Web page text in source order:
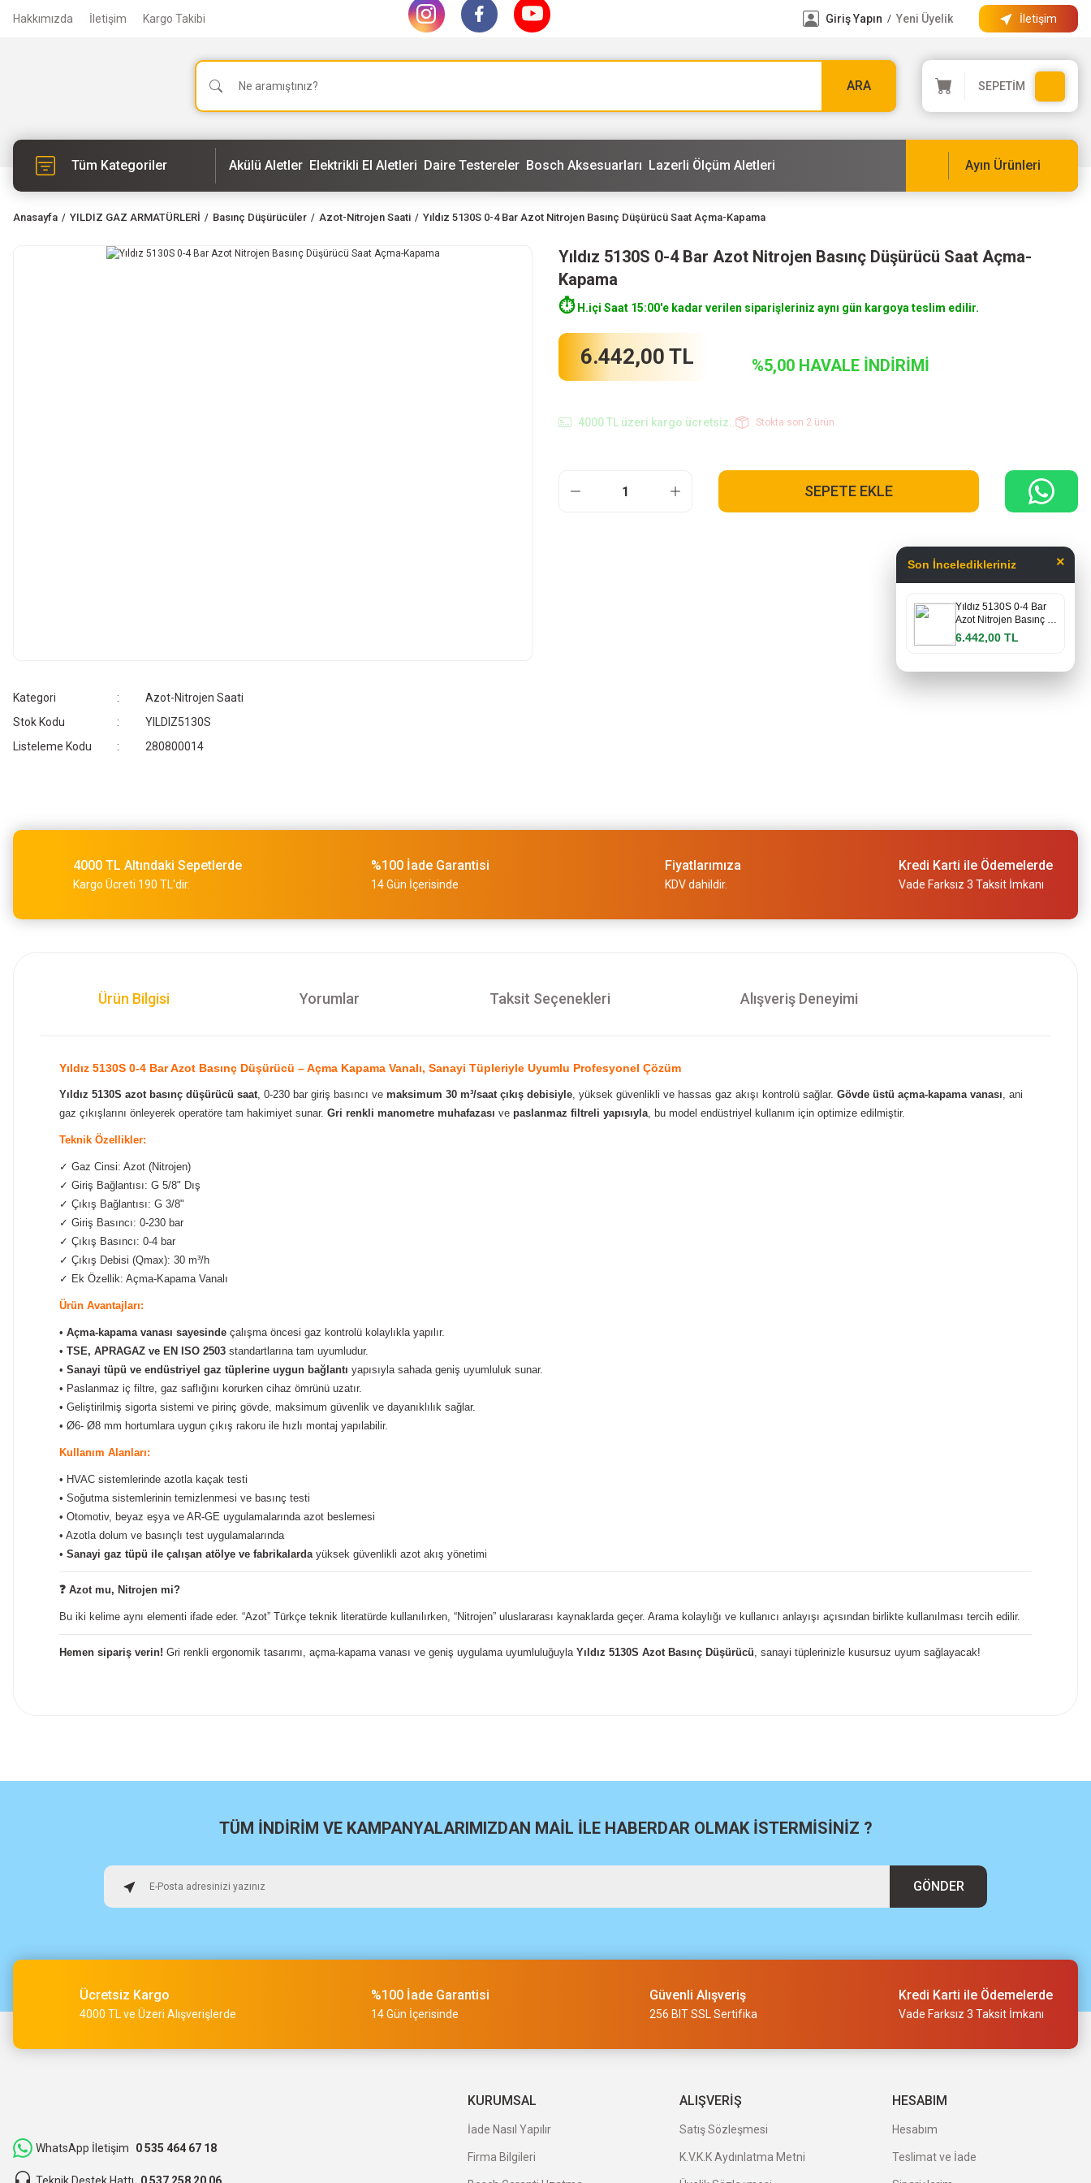
Hakkımızda İletişim Kargo Takibi Giriş Yapın / Yeni Üyelik İletişim
ARA SEPETİM
Tüm Kategoriler Akülü Aletler Elektrikli El Aletleri Daire Testereler Bosch Aksesuarları Lazerli Ölçüm Aletleri Ayın Ürünleri
Anasayfa YILDIZ GAZ ARMATÜRLERİ Basınç Düşürücüler Azot-Nitrojen Saati Yıldız 5130S 0-4 Bar Azot Nitrojen Basınç Düşürücü Saat Açma-Kapama
Kategori
Azot-Nitrojen Saati
Stok Kodu
YILDIZ5130S
Listeleme Kodu
280800014
Yıldız 5130S 0-4 Bar Azot Nitrojen Basınç Düşürücü Saat Açma-
Kapama
⏱️H.içi Saat 15:00'e kadar verilen siparişleriniz aynı gün kargoya teslim edilir.
6.442,00 TL %5,00 HAVALE İNDİRİMİ
4000 TL üzeri kargo ücretsiz.. Stokta son 2 ürün
SEPETE EKLE
4000 TL Altındaki Sepetlerde
Kargo Ücreti 190 TL'dir.
%100 İade Garantisi
14 Gün İçerisinde
Fiyatlarımıza
KDV dahildir.
Kredi Karti ile Ödemelerde
Vade Farksız 3 Taksit İmkanı
Ürün Bilgisi Yorumlar Taksit Seçenekleri Alışveriş Deneyimi
Yıldız 5130S 0-4 Bar Azot Basınç Düşürücü – Açma Kapama Vanalı, Sanayi Tüpleriyle Uyumlu Profesyonel Çözüm
Yıldız 5130S azot basınç düşürücü saat, 0-230 bar giriş basıncı ve maksimum 30 m³/saat çıkış debisiyle, yüksek güvenlikli ve hassas gaz akışı kontrolü sağlar. Gövde üstü açma-kapama vanası, ani
gaz çıkışlarını önleyerek operatöre tam hakimiyet sunar. Gri renkli manometre muhafazası ve paslanmaz filtreli yapısıyla, bu model endüstriyel kullanım için optimize edilmiştir.
Teknik Özellikler:
✓ Gaz Cinsi: Azot (Nitrojen)
✓ Giriş Bağlantısı: G 5/8" Dış
✓ Çıkış Bağlantısı: G 3/8"
✓ Giriş Basıncı: 0-230 bar
✓ Çıkış Basıncı: 0-4 bar
✓ Çıkış Debisi (Qmax): 30 m³/h
✓ Ek Özellik: Açma-Kapama Vanalı
Ürün Avantajları:
• Açma-kapama vanası sayesinde çalışma öncesi gaz kontrolü kolaylıkla yapılır.
• TSE, APRAGAZ ve EN ISO 2503 standartlarına tam uyumludur.
• Sanayi tüpü ve endüstriyel gaz tüplerine uygun bağlantı yapısıyla sahada geniş uyumluluk sunar.
• Paslanmaz iç filtre, gaz saflığını korurken cihaz ömrünü uzatır.
• Geliştirilmiş sigorta sistemi ve pirinç gövde, maksimum güvenlik ve dayanıklılık sağlar.
• Ø6- Ø8 mm hortumlara uygun çıkış rakoru ile hızlı montaj yapılabilir.
Kullanım Alanları:
• HVAC sistemlerinde azotla kaçak testi
• Soğutma sistemlerinin temizlenmesi ve basınç testi
• Otomotiv, beyaz eşya ve AR-GE uygulamalarında azot beslemesi
• Azotla dolum ve basınçlı test uygulamalarında
• Sanayi gaz tüpü ile çalışan atölye ve fabrikalardayüksek güvenlikli azot akış yönetimi
❓ Azot mu, Nitrojen mi?
Bu iki kelime aynı elementi ifade eder. “Azot” Türkçe teknik literatürde kullanılırken, “Nitrojen” uluslararası kaynaklarda geçer. Arama kolaylığı ve kullanıcı anlayışı açısından birlikte kullanılması tercih edilir.
Hemen sipariş verin! Gri renkli ergonomik tasarımı, açma-kapama vanası ve geniş uygulama uyumluluğuyla Yıldız 5130S Azot Basınç Düşürücü, sanayi tüplerinizle kusursuz uyum sağlayacak!
Osman Alper | 15/05/2026
Müşteri iletişimi kusursuz birde ürün siparişini veriyoruz teslimi 24 saat sürmüyor
TÜM İNDİRİM VE KAMPANYALARIMIZDAN MAİL İLE HABERDAR OLMAK İSTERMİSİNİZ ?
GÖNDER
Ücretsiz Kargo
4000 TL ve Üzeri Alışverişlerde
%100 İade Garantisi
14 Gün İçerisinde
Güvenli Alışveriş
256 BIT SSL Sertifika
Kredi Karti ile Ödemelerde
Vade Farksız 3 Taksit İmkanı
WhatsApp İletişim 0 535 464 67 18
Teknik Destek Hattı 0 537 258 20 06
KURUMSAL
İade Nasıl Yapılır
Firma Bilgileri
ALIŞVERİŞ
Satış Sözleşmesi
K.V.K.K Aydınlatma Metni
HESABIM
Hesabım
Teslimat ve İade
Son İnceledikleriniz ×
Yıldız 5130S 0-4 Bar
Azot Nitrojen Basınç …
6.442,00 TL